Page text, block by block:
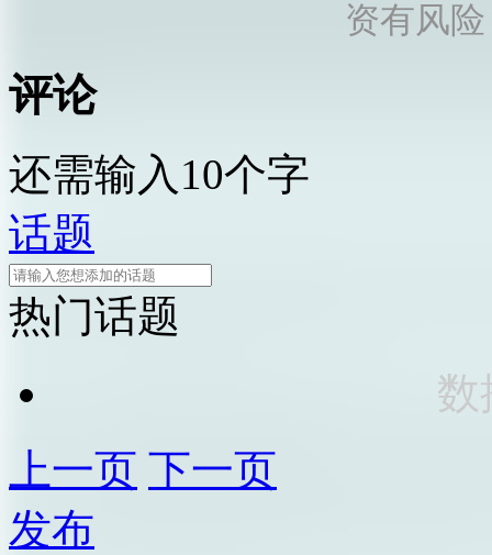
资有风
评论
还需输入10个字
话题
热门话题
数
上一页 下一页
发布